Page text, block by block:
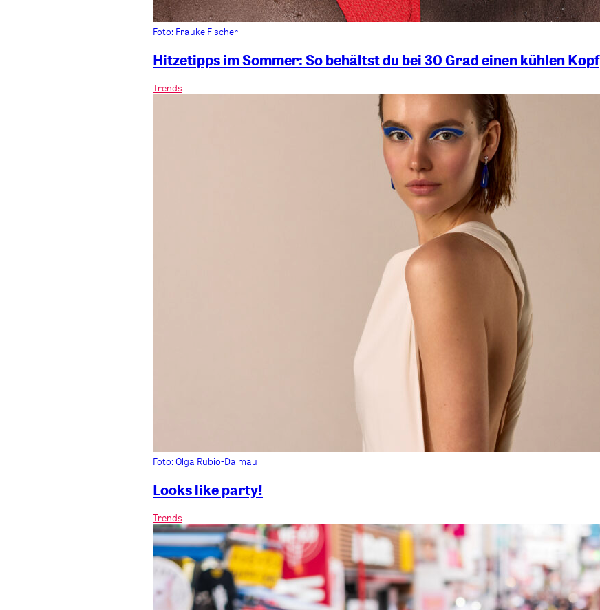
Foto: Frauke Fischer
Hitzetipps im Sommer: So behältst du bei 30 Grad einen kühlen Kopf
Trends
Foto: Olga Rubio-Dalmau
Looks like party!
Trends